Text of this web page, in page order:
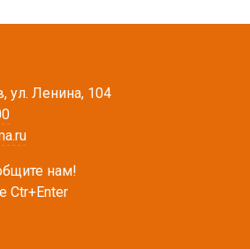
ул. Ленина, 104
нам!
Ctr+Enter